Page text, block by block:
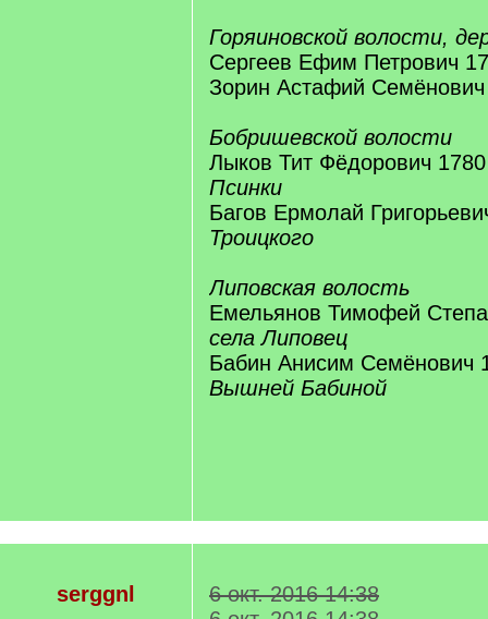
Горяиновской волости,
Сергеев Ефим Петрович
Зорин Астафий Семёнович
Бобришевской волости
Лыков Тит Фёдорович
Псинки
Багов Ермолай
Троицкого
Липовская волость
Емельянов Тимофей
села Липовец
Бабин Анисим Семёнович
Вышней Бабиной
serggnl
6 окт. 2016 14:38